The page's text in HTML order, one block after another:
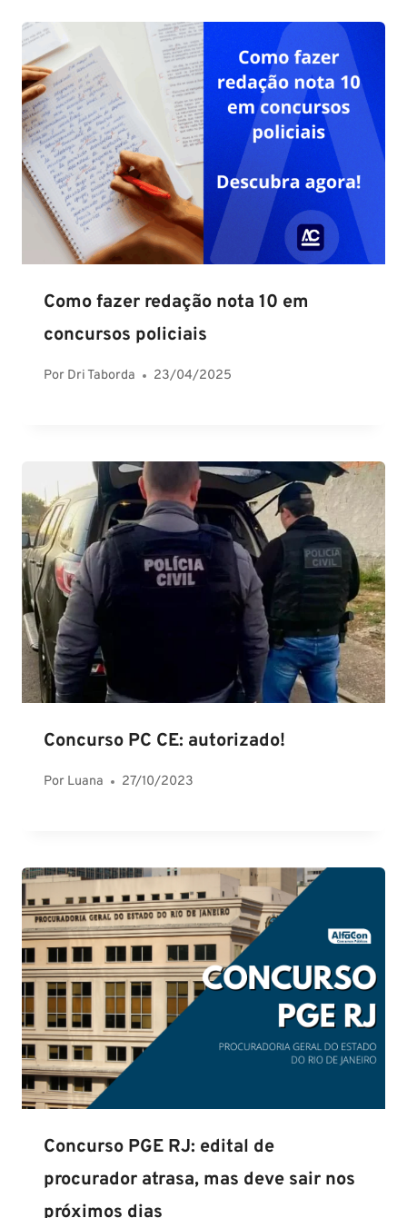
Como fazer redação nota 10 em
concursos policiais
Por Dri Taborda 23/04/2025
Concurso PC CE: autorizado!
Por Luana 27/10/2023
Concurso PGE RJ: edital de
procurador atrasa, mas deve sair nos
próximos dias